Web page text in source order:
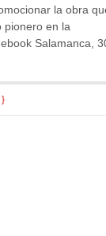
la obra
pionero en la
Salamanca,
}